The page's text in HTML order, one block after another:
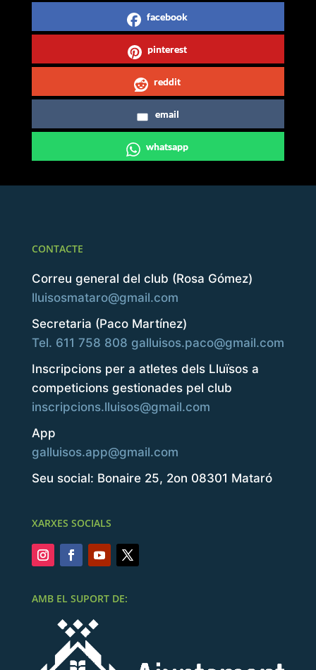
facebook
pinterest
reddit
email
whatsapp
CONTACTE
Correu general del club (Rosa Gómez)
lluisosmataro@gmail.com
Secretaria (Paco Martínez)
Tel. 611 758 808 galluisos.paco@gmail.com
Inscripcions per a atletes dels Lluïsos a
competicions gestionades pel club
inscripcions.lluisos@gmail.com
App
galluisos.app@gmail.com
Seu social: Bonaire 25, 2on 08301 Mataró
XARXES SOCIALS
AMB EL SUPORT DE: